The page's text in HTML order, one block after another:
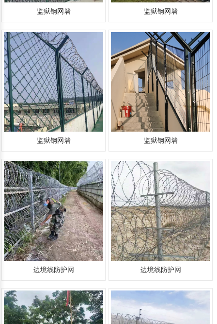
监狱钢网墙 监狱钢网墙
监狱钢网墙 监狱钢网墙
边境线防护网 边境线防护网